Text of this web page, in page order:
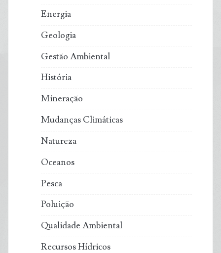
Energia
Geologia
Gestão Ambiental
História
Mineração
Mudanças Climáticas
Natureza
Oceanos
Pesca
Poluição
Qualidade Ambiental
Recursos Hídricos